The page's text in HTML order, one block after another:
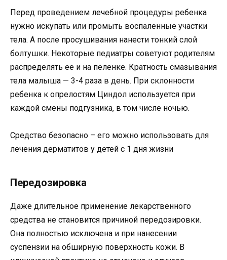
Перед проведением лечебной процедуры ребенка
нужно искупать или промыть воспаленные участки
тела. А после просушивания нанести тонкий слой
болтушки. Некоторые педиатры советуют родителям
распределять ее и на пеленке. Кратность смазывания
тела малыша — 3-4 раза в день. При склонности
ребенка к опрелостям Циндол используется при
каждой смены подгузника, в том числе ночью.
Средство безопасно – его можно использовать для
лечения дерматитов у детей с 1 дня жизни
Передозировка
Даже длительное применение лекарственного
средства не становится причиной передозировки.
Она полностью исключена и при нанесении
суспензии на обширную поверхность кожи. В